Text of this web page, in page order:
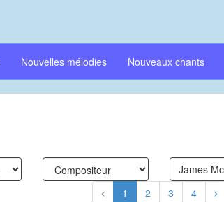
Nouvelles mélodies Nouveaux chants
1 2 3 4